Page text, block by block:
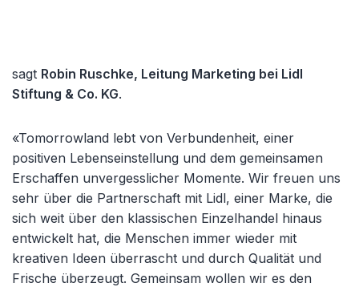
sagt Robin Ruschke, Leitung Marketing bei Lidl
Stiftung & Co. KG.
«Tomorrowland lebt von Verbundenheit, einer
positiven Lebenseinstellung und dem gemeinsamen
Erschaffen unvergesslicher Momente. Wir freuen uns
sehr über die Partnerschaft mit Lidl, einer Marke, die
sich weit über den klassischen Einzelhandel hinaus
entwickelt hat, die Menschen immer wieder mit
kreativen Ideen überrascht und durch Qualität und
Frische überzeugt. Gemeinsam wollen wir es den